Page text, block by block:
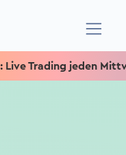
jeden Mittwoch